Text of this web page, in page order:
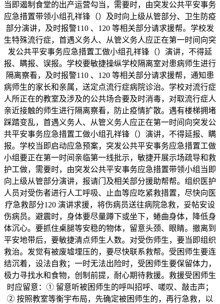
当即遏制食堂的出产运营勾当，需要时，由突发公共平安事务
应急措置带领小组孔祥锋（）及时向上级从管部分、卫生防疫
部分演讲，及时报警110 、120 等相关部分请求援帮。学校发
生特殊流行症，首遇义务人、从管义务人应正在第一时间向突
发公共平安事务应急措置工做小组孔祥锋（）演讲，不得延
报、瞒报、误报。学校要敏捷操纵学校隔离室对患病师生进行
隔离察看，及时报警110 、120 等相关部分请求援帮，通知患
病师生的家长和亲属，送定点流行症病院诊治。学校对流行症
人所正在的教室及涉及的公共场合要及时消毒，对取流行症人
亲近接触的师生进行隔离察看，防止疫情扩散。遇有楼梯拥堵
踩踏变乱，首遇义务人、从管义务人应正在第一时间向突发公
共平安事务应急措置工做小组孔祥锋（）演讲，不得延报、瞒
报。学校当即启动应急预案，突发公共平安事务应急措置工做
小组要正在第一时间亲临第一线批示，敏捷开展示场疏导和救
护工做，需要时，由突发公共平安事务应急措置带领小组当即
向上级从管部分演讲，报请门及相关部分援助帮帮。组织医护
人员对受伤者进行人工呼吸、止血等应吃紧救措置，尽快向医
疗急救部分120 演讲求援，将伤病员送往病院急救，妥帖安设
伤病员。避震时，身体要尽量蹲下或坐下，蜷曲身体，降低身
体沉心。要抓住桌腿等安稳的物体，留意头颈、眼睛。撤离到
平安地带后，要敏捷清点师生人数。对受伤师生，要当即组织
救治。发觉有被废墟埋压的，要尽快联系救帮。受困师生要连
结沉着，设法自救；一时无法出险时，受困师生要保留体力，
极力寻找水和食物，创制前提，耐心期待救援。救援受困师生
时应留意：① 留意听被困师生的呼叫招呼、嗟叹、敲击声；
② 按照教室等衡宇布局，先确定被困师生的，再行急救，以